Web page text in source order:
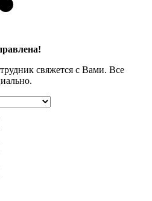
свяжется с Вами. Все